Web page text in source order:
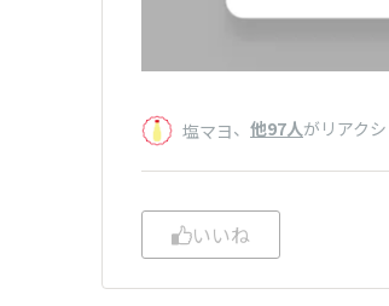
塩マヨ、 他97人がリアク
いいね